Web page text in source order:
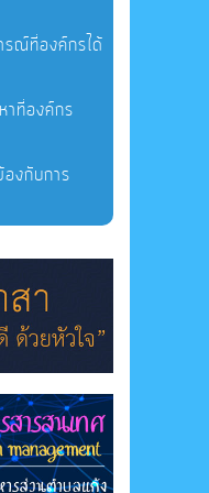
รณ์ที่องค์กรได้
าที่องค์กร
งกับการ